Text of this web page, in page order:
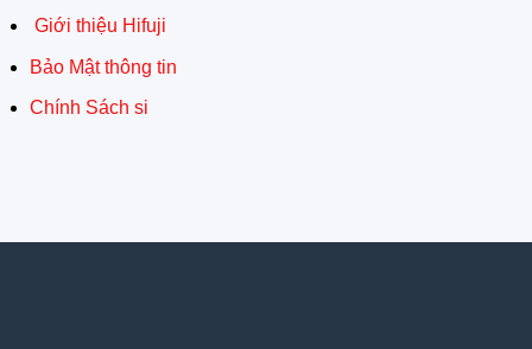
Giới thiệu Hifuji
Bảo Mật thông tin
Chính Sách si